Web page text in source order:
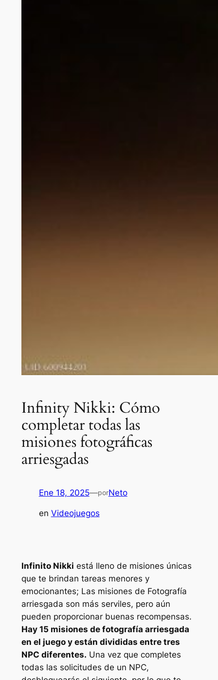
Infinity Nikki: Cómo
completar todas las
misiones fotográficas
arriesgadas
Ene 18, 2025—porNeto
en Videojuegos
Infinito Nikki está lleno de misiones únicas
que te brindan tareas menores y
emocionantes; Las misiones de Fotografía
arriesgada son más serviles, pero aún
pueden proporcionar buenas recompensas.
Hay 15 misiones de fotografía arriesgada
en el juego y están divididas entre tres
NPC diferentes. Una vez que completes
todas las solicitudes de un NPC,